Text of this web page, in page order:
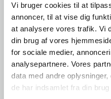
Vi bruger cookies til at
annoncer, til at vise dig
at analysere vores trafik. Vi
din brug af vores
for sociale medier,
analysepartnere. Vores
data med andre
de har indsamlet fra din
BSTK
Teske P1